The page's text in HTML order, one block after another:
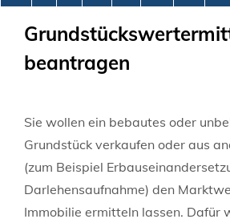
beantragen
Sie wollen ein bebautes oder
Grundstück verkaufen oder aus
(zum Beispiel
Darlehensaufnahme) den
Immobilie ermitteln lassen. Dafür